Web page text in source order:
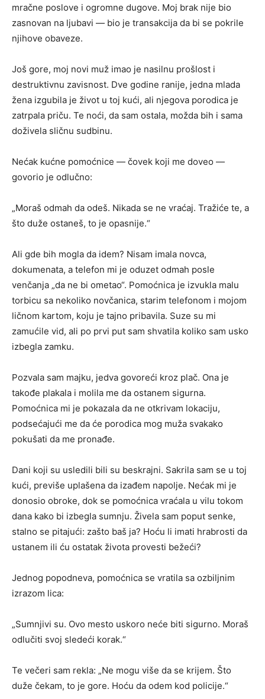
mračne poslove i ogromne dugove. Moj brak nije bio
zasnovan na ljubavi — bio je transakcija da bi se pokrile
njihove obaveze.
Još gore, moj novi muž imao je nasilnu prošlost i
destruktivnu zavisnost. Dve godine ranije, jedna mlada
žena izgubila je život u toj kući, ali njegova porodica je
zatrpala priču. Te noći, da sam ostala, možda bih i sama
doživela sličnu sudbinu.
Nećak kućne pomoćnice — čovek koji me doveo —
govorio je odlučno:
„Moraš odmah da odeš. Nikada se ne vraćaj. Tražiće te, a
što duže ostaneš, to je opasnije.“
Ali gde bih mogla da idem? Nisam imala novca,
dokumenata, a telefon mi je oduzet odmah posle
venčanja „da ne bi ometao“. Pomoćnica je izvukla malu
torbicu sa nekoliko novčanica, starim telefonom i mojom
ličnom kartom, koju je tajno pribavila. Suze su mi
zamućile vid, ali po prvi put sam shvatila koliko sam usko
izbegla zamku.
Pozvala sam majku, jedva govoreći kroz plač. Ona je
takođe plakala i molila me da ostanem sigurna.
Pomoćnica mi je pokazala da ne otkrivam lokaciju,
podsećajući me da će porodica mog muža svakako
pokušati da me pronađe.
Dani koji su usledili bili su beskrajni. Sakrila sam se u toj
kući, previše uplašena da izađem napolje. Nećak mi je
donosio obroke, dok se pomoćnica vraćala u vilu tokom
dana kako bi izbegla sumnju. Živela sam poput senke,
stalno se pitajući: zašto baš ja? Hoću li imati hrabrosti da
ustanem ili ću ostatak života provesti bežeći?
Jednog popodneva, pomoćnica se vratila sa ozbiljnim
izrazom lica:
„Sumnjivi su. Ovo mesto uskoro neće biti sigurno. Moraš
odlučiti svoj sledeći korak.“
Te večeri sam rekla: „Ne mogu više da se krijem. Što
duže čekam, to je gore. Hoću da odem kod policije.“